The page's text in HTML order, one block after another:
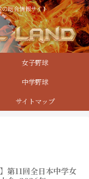
総合情報サイト
女子野球
中学野球
サイトマップ
第11回全日本中学女